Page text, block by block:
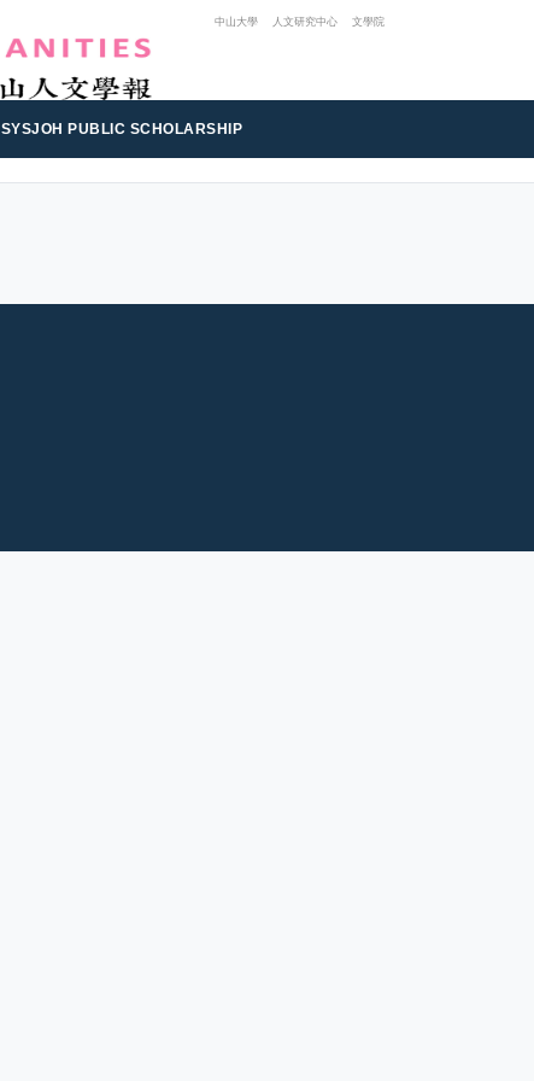
中山大學 人文研究中心 文學院
SYSJOH PUBLIC SCHOLARSHIP